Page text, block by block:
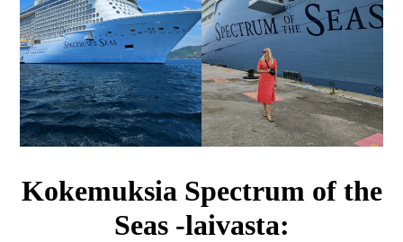
Kokemuksia Spectrum of the
Seas -laivasta: